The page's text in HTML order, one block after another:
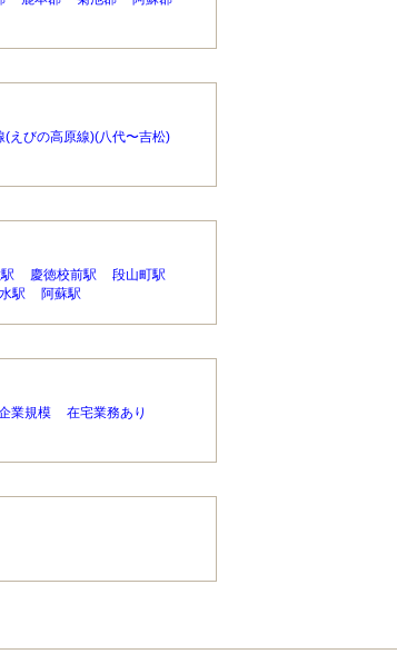
(えびの高原線)(八代〜吉松)
慶徳校前駅
段山町駅
駅 阿蘇駅
業規模
在宅業務あり